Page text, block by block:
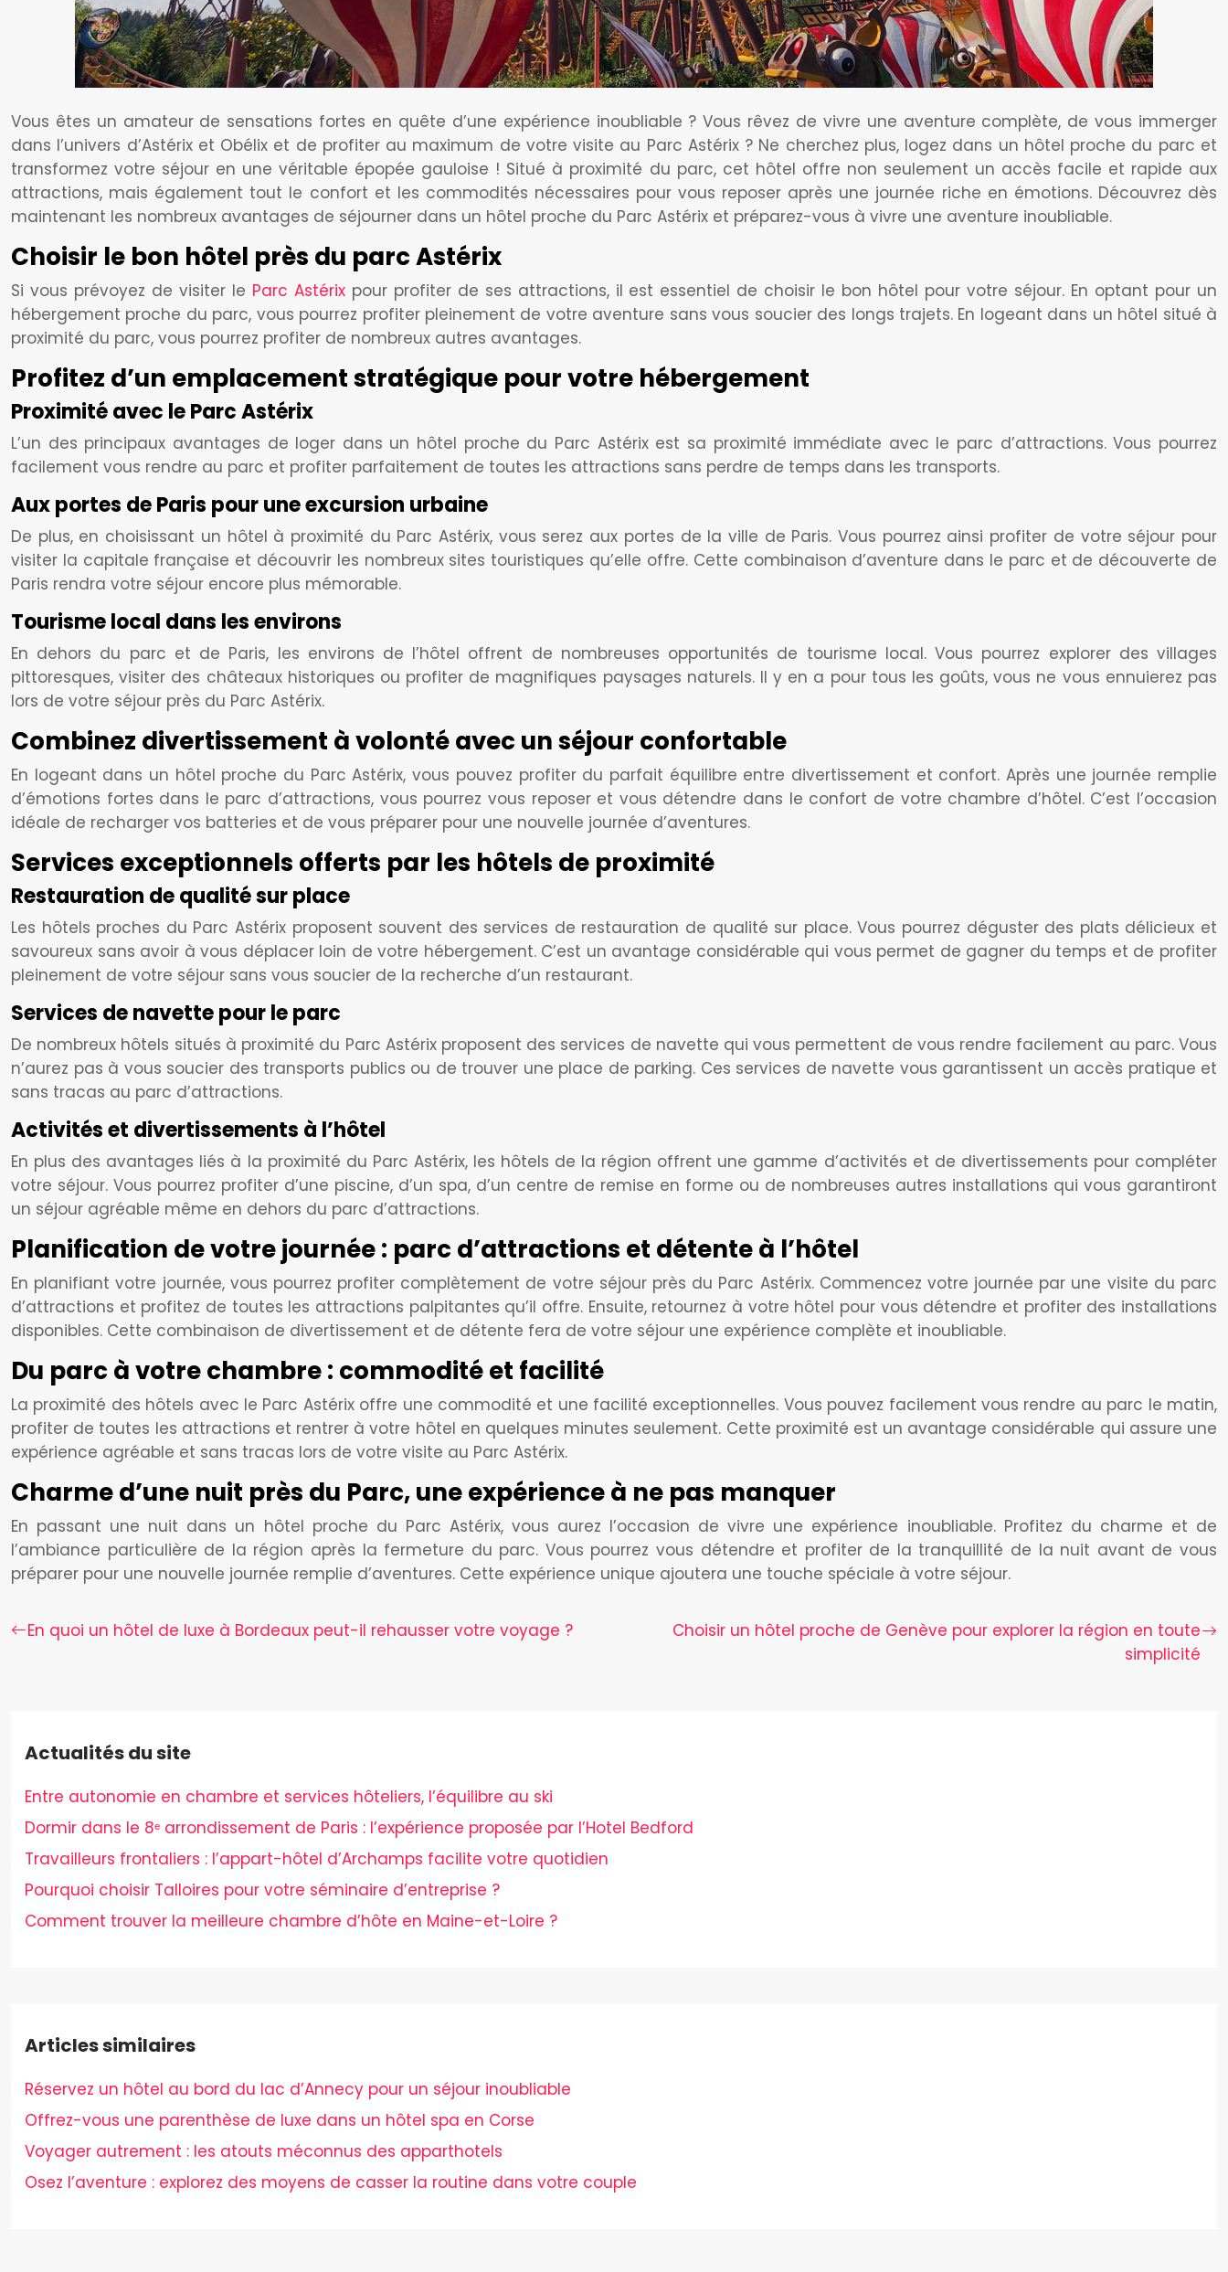
Vous êtes un amateur de sensations fortes en quête d’une expérience inoubliable ? Vous rêvez de vivre une aventure complète, de vous immerger
dans l’univers d’Astérix et Obélix et de profiter au maximum de votre visite au Parc Astérix ? Ne cherchez plus, logez dans un hôtel proche du parc et
transformez votre séjour en une véritable épopée gauloise ! Situé à proximité du parc, cet hôtel offre non seulement un accès facile et rapide aux
attractions, mais également tout le confort et les commodités nécessaires pour vous reposer après une journée riche en émotions. Découvrez dès
maintenant les nombreux avantages de séjourner dans un hôtel proche du Parc Astérix et préparez-vous à vivre une aventure inoubliable.
Choisir le bon hôtel près du parc Astérix
Si vous prévoyez de visiter le Parc Astérixpour profiter de ses attractions, il est essentiel de choisir le bon hôtel pour votre séjour. En optant pour un
hébergement proche du parc, vous pourrez profiter pleinement de votre aventure sans vous soucier des longs trajets. En logeant dans un hôtel situé à
proximité du parc, vous pourrez profiter de nombreux autres avantages.
Profitez d’un emplacement stratégique pour votre hébergement
Proximité avec le Parc Astérix
L’un des principaux avantages de loger dans un hôtel proche du Parc Astérix est sa proximité immédiate avec le parc d’attractions. Vous pourrez
facilement vous rendre au parc et profiter parfaitement de toutes les attractions sans perdre de temps dans les transports.
Aux portes de Paris pour une excursion urbaine
De plus, en choisissant un hôtel à proximité du Parc Astérix, vous serez aux portes de la ville de Paris. Vous pourrez ainsi profiter de votre séjour pour
visiter la capitale française et découvrir les nombreux sites touristiques qu’elle offre. Cette combinaison d’aventure dans le parc et de découverte de
Paris rendra votre séjour encore plus mémorable.
Tourisme local dans les environs
En dehors du parc et de Paris, les environs de l’hôtel offrent de nombreuses opportunités de tourisme local. Vous pourrez explorer des villages
pittoresques, visiter des châteaux historiques ou profiter de magnifiques paysages naturels. Il y en a pour tous les goûts, vous ne vous ennuierez pas
lors de votre séjour près du Parc Astérix.
Combinez divertissement à volonté avec un séjour confortable
En logeant dans un hôtel proche du Parc Astérix, vous pouvez profiter du parfait équilibre entre divertissement et confort. Après une journée remplie
d’émotions fortes dans le parc d’attractions, vous pourrez vous reposer et vous détendre dans le confort de votre chambre d’hôtel. C’est l’occasion
idéale de recharger vos batteries et de vous préparer pour une nouvelle journée d’aventures.
Services exceptionnels offerts par les hôtels de proximité
Restauration de qualité sur place
Les hôtels proches du Parc Astérix proposent souvent des services de restauration de qualité sur place. Vous pourrez déguster des plats délicieux et
savoureux sans avoir à vous déplacer loin de votre hébergement. C’est un avantage considérable qui vous permet de gagner du temps et de profiter
pleinement de votre séjour sans vous soucier de la recherche d’un restaurant.
Services de navette pour le parc
De nombreux hôtels situés à proximité du Parc Astérix proposent des services de navette qui vous permettent de vous rendre facilement au parc. Vous
n’aurez pas à vous soucier des transports publics ou de trouver une place de parking. Ces services de navette vous garantissent un accès pratique et
sans tracas au parc d’attractions.
Activités et divertissements à l’hôtel
En plus des avantages liés à la proximité du Parc Astérix, les hôtels de la région offrent une gamme d’activités et de divertissements pour compléter
votre séjour. Vous pourrez profiter d’une piscine, d’un spa, d’un centre de remise en forme ou de nombreuses autres installations qui vous garantiront
un séjour agréable même en dehors du parc d’attractions.
Planification de votre journée : parc d’attractions et détente à l’hôtel
En planifiant votre journée, vous pourrez profiter complètement de votre séjour près du Parc Astérix. Commencez votre journée par une visite du parc
d’attractions et profitez de toutes les attractions palpitantes qu’il offre. Ensuite, retournez à votre hôtel pour vous détendre et profiter des installations
disponibles. Cette combinaison de divertissement et de détente fera de votre séjour une expérience complète et inoubliable.
Du parc à votre chambre : commodité et facilité
La proximité des hôtels avec le Parc Astérix offre une commodité et une facilité exceptionnelles. Vous pouvez facilement vous rendre au parc le matin,
profiter de toutes les attractions et rentrer à votre hôtel en quelques minutes seulement. Cette proximité est un avantage considérable qui assure une
expérience agréable et sans tracas lors de votre visite au Parc Astérix.
Charme d’une nuit près du Parc, une expérience à ne pas manquer
En passant une nuit dans un hôtel proche du Parc Astérix, vous aurez l’occasion de vivre une expérience inoubliable. Profitez du charme et de
l’ambiance particulière de la région après la fermeture du parc. Vous pourrez vous détendre et profiter de la tranquillité de la nuit avant de vous
préparer pour une nouvelle journée remplie d’aventures. Cette expérience unique ajoutera une touche spéciale à votre séjour.
En quoi un hôtel de luxe à Bordeaux peut-il rehausser votre voyage ?
Choisir un hôtel proche de Genève pour explorer la région en toute
simplicité
Actualités du site
Entre autonomie en chambre et services hôteliers, l’équilibre au ski
Dormir dans le 8ᵉ arrondissement de Paris : l’expérience proposée par l’Hotel Bedford
Travailleurs frontaliers : l’appart-hôtel d’Archamps facilite votre quotidien
Pourquoi choisir Talloires pour votre séminaire d’entreprise ?
Comment trouver la meilleure chambre d’hôte en Maine-et-Loire ?
Articles similaires
Réservez un hôtel au bord du lac d’Annecy pour un séjour inoubliable
Offrez-vous une parenthèse de luxe dans un hôtel spa en Corse
Voyager autrement : les atouts méconnus des apparthotels
Osez l’aventure : explorez des moyens de casser la routine dans votre couple